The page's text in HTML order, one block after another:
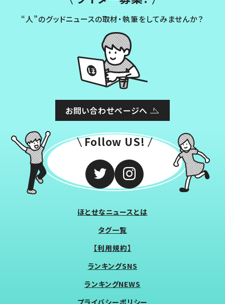
“人”のグッドニュースの取材・執筆をしてみませんか？
お問い合わせページへ
Follow US!
ほとせなニュースとは
タグ一覧
【利用規約】
ランキングSNS
ランキングNEWS
プライバシーポリシー